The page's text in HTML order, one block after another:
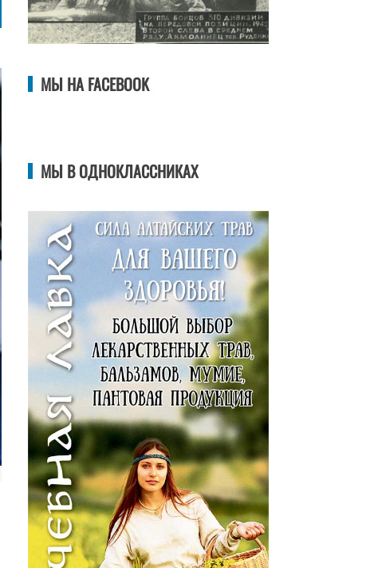
МЫ НА FACEBOOK
МЫ В ОДНОКЛАССНИКАХ